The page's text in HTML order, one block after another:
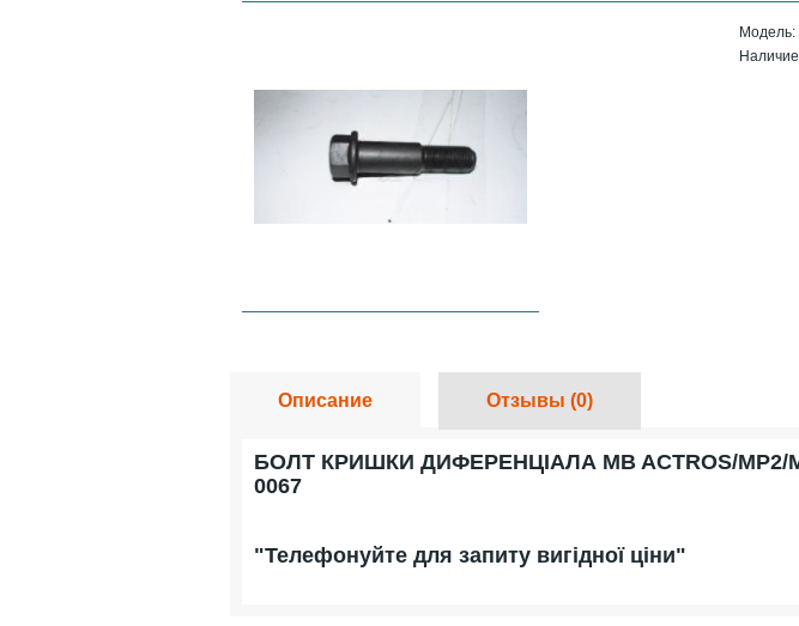
Модель:
Описание Отзывы (0)
БОЛТ КРИШКИ ДИФЕРЕНЦІАЛА MB ACTROS/MP2/
0067
"Телефонуйте для запиту вигідної ціни"